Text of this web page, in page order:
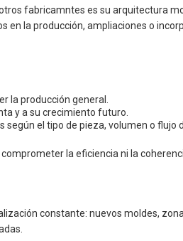
fabricamntes es su arquitectura
la producción, ampliaciones o
la producción general.
y a su crecimiento futuro.
el tipo de pieza, volumen o flujo
la eficiencia ni la
constante: nuevos moldes,